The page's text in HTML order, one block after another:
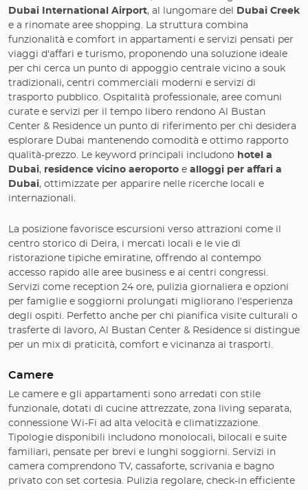
Dubai International Airport, al lungomare del
Dubai Creek
e a rinomate aree shopping. La struttura combina
funzionalità e comfort in appartamenti e servizi pensati per
viaggi d'affari e turismo, proponendo una soluzione ideale
per chi cerca un punto di appoggio centrale vicino a souk
tradizionali, centri commerciali moderni e servizi di
trasporto pubblico. Ospitalità professionale, aree comuni
curate e servizi per il tempo libero rendono Al Bustan
Center & Residence un punto di riferimento per chi desidera
esplorare Dubai mantenendo comodità e ottimo rapporto
qualità-prezzo. Le keyword principali includono hotel a
Dubai, residence vicino aeroporto e alloggi per affari a
Dubai, ottimizzate per apparire nelle ricerche locali e
internazionali.
La posizione favorisce escursioni verso attrazioni come il
centro storico di Deira, i mercati locali e le vie di
ristorazione tipiche emiratine, offrendo al contempo
accesso rapido alle aree business e ai centri congressi.
Servizi come reception 24 ore, pulizia giornaliera e opzioni
per famiglie e soggiorni prolungati migliorano l'esperienza
degli ospiti. Perfetto anche per chi pianifica visite culturali o
trasferte di lavoro, Al Bustan Center & Residence si distingue
per un mix di praticità, comfort e vicinanza ai trasporti.
Camere
Le camere e gli appartamenti sono arredati con stile
funzionale, dotati di cucine attrezzate, zona living separata,
connessione Wi-Fi ad alta velocità e climatizzazione.
Tipologie disponibili includono monolocali, bilocali e suite
familiari, pensate per brevi e lunghi soggiorni. Servizi in
camera comprendono TV, cassaforte, scrivania e bagno
privato con set cortesia. Pulizia regolare, check-in efficiente